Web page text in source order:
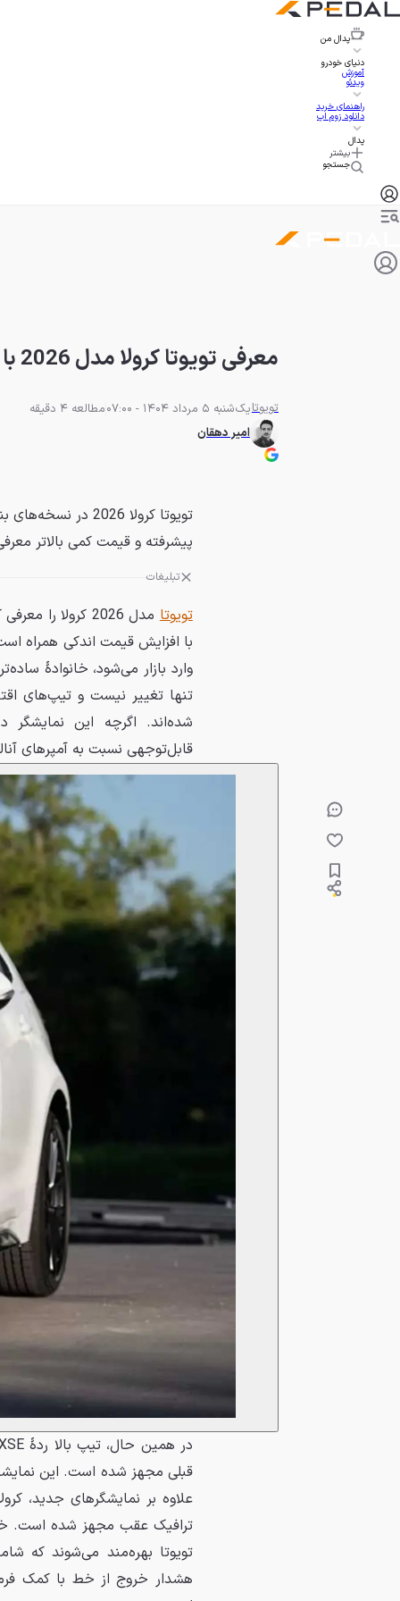
پدال من
دنیای خودرو
آموزش
ویدئو
راهنمای خرید
دانلود زوم اپ
پدال
بیشتر
جستجو
معرفی تویوتا کرولا مدل 2026 با بهبود امکانات و ایمنی
تویوتایک‌شنبه 5 مرداد 1404 - 07:00
مطالعه 4 دقیقه
امیر دهقان
تویوتا کرولا
پیشرفته و قیمت کمی بالاتر
تبلیغات
تویوتا مدل 2026
شده‌اند. اگرچه این نمایشگر
قابل‌توجهی نسبت به آمپرهای آنالوگ قدیمی
علاوه بر نمایشگرهای جدید،
تویوتا بهره‌مند می‌شوند که
هشدار خروج از خط با کمک